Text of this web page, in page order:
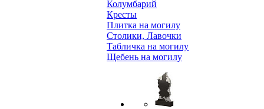
Колумбарий
Кресты
Плитка на могилу
Столики, Лавочки
Табличка на могилу
Щебень на могилу